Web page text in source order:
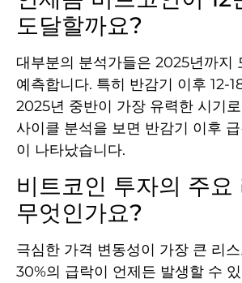
도달할까요?
대부분의 분석가들은 2025년까지
예측합니다. 특히 반감기 이후 12-
2025년 중반이 가장 유력한 시기
사이클 분석을 보면 반감기 이후
이 나타났습니다.
비트코인 투자의 주요
무엇인가요?
극심한 가격 변동성이 가장 큰 리
30%의 급락이 언제든 발생할 수